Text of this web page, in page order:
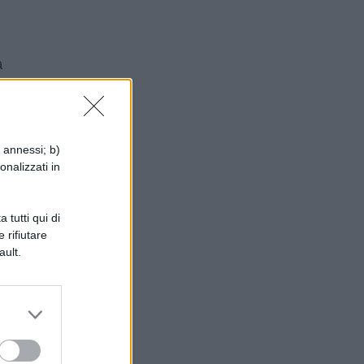
b)
in
tutti qui di
rifiutare